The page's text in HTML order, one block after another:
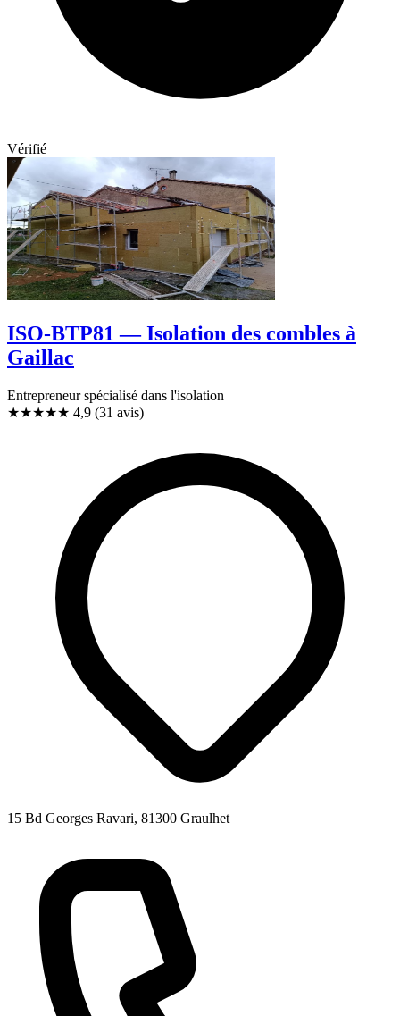
Vérifié
ISO-BTP81 — Isolation des combles à
Gaillac
Entrepreneur spécialisé dans l'isolation
★★★★★ 4,9 (31 avis)
15 Bd Georges Ravari, 81300 Graulhet